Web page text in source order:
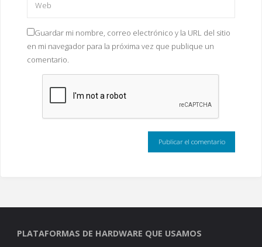
Guardar mi nombre, correo electrónico y la URL del sitio
en mi navegador para la próxima vez que publique un
comentario.
PLATAFORMAS DE HARDWARE QUE USAMOS